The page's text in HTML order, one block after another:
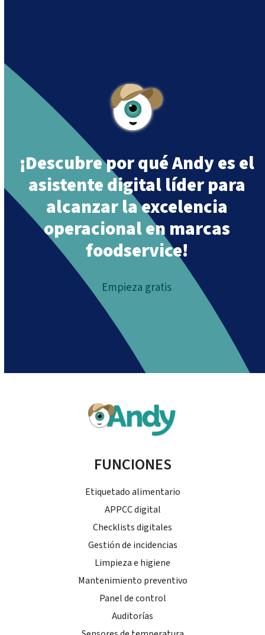
¡Descubre por qué Andy es el
asistente digital líder para
alcanzar la excelencia
operacional en marcas
foodservice!
Empieza gratis
FUNCIONES
Etiquetado alimentario
APPCC digital
Checklists digitales
Gestión de incidencias
Limpieza e higiene
Mantenimiento preventivo
Panel de control
Auditorías